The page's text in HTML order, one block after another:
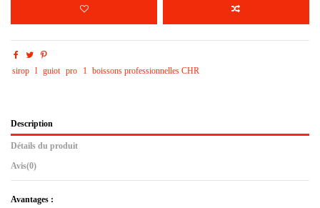
sirop l guiot pro 1 boissons professionnelles CHR
Description
Détails du produit
Avis(0)
Avantages :